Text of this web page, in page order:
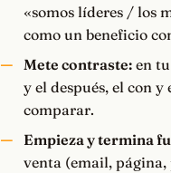
«somos líderes / los
como un beneficio
Mete contraste:en tu
y el después, el con y
comparar.
Empieza y termina
venta (email,